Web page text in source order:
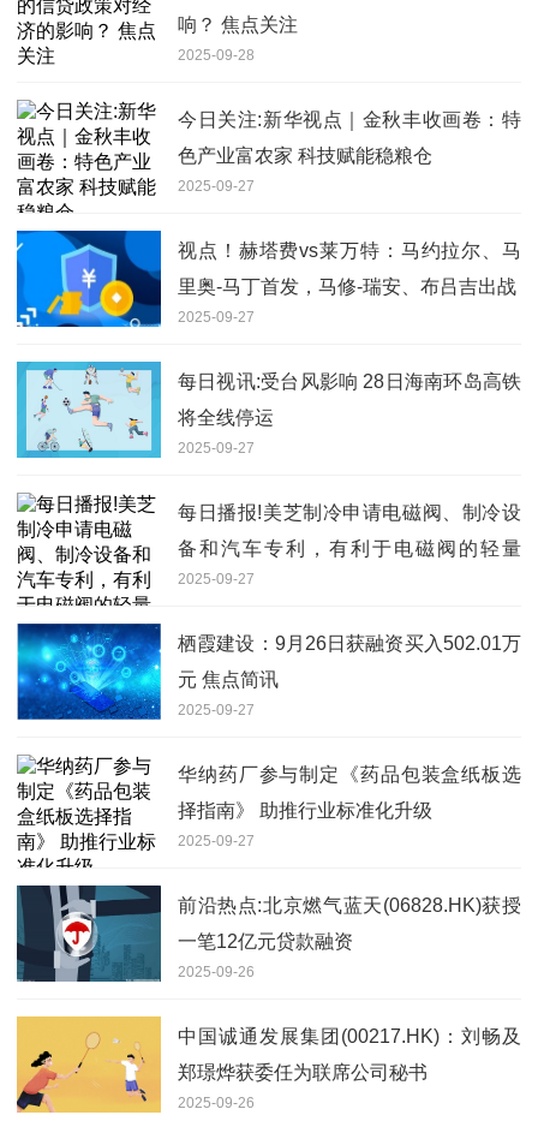
响？ 焦点关注
2025-09-28
今日关注:新华视点｜金秋丰收画卷：特
色产业富农家 科技赋能稳粮仓
2025-09-27
视点！赫塔费vs莱万特：马约拉尔、马
里奥-马丁首发，马修-瑞安、布吕吉出战
2025-09-27
每日视讯:受台风影响 28日海南环岛高铁
将全线停运
2025-09-27
每日播报!美芝制冷申请电磁阀、制冷设
备和汽车专利，有利于电磁阀的轻量
化、小型化
2025-09-27
栖霞建设：9月26日获融资买入502.01万
元 焦点简讯
2025-09-27
华纳药厂参与制定《药品包装盒纸板选
择指南》 助推行业标准化升级
2025-09-27
前沿热点:北京燃气蓝天(06828.HK)获授
一笔12亿元贷款融资
2025-09-26
中国诚通发展集团(00217.HK)：刘畅及
郑璟烨获委任为联席公司秘书
2025-09-26